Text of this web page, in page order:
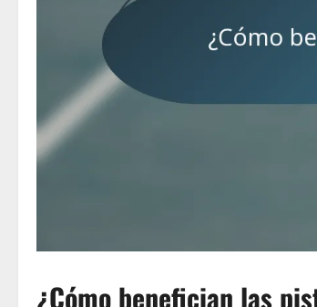
¿Cómo benefician las